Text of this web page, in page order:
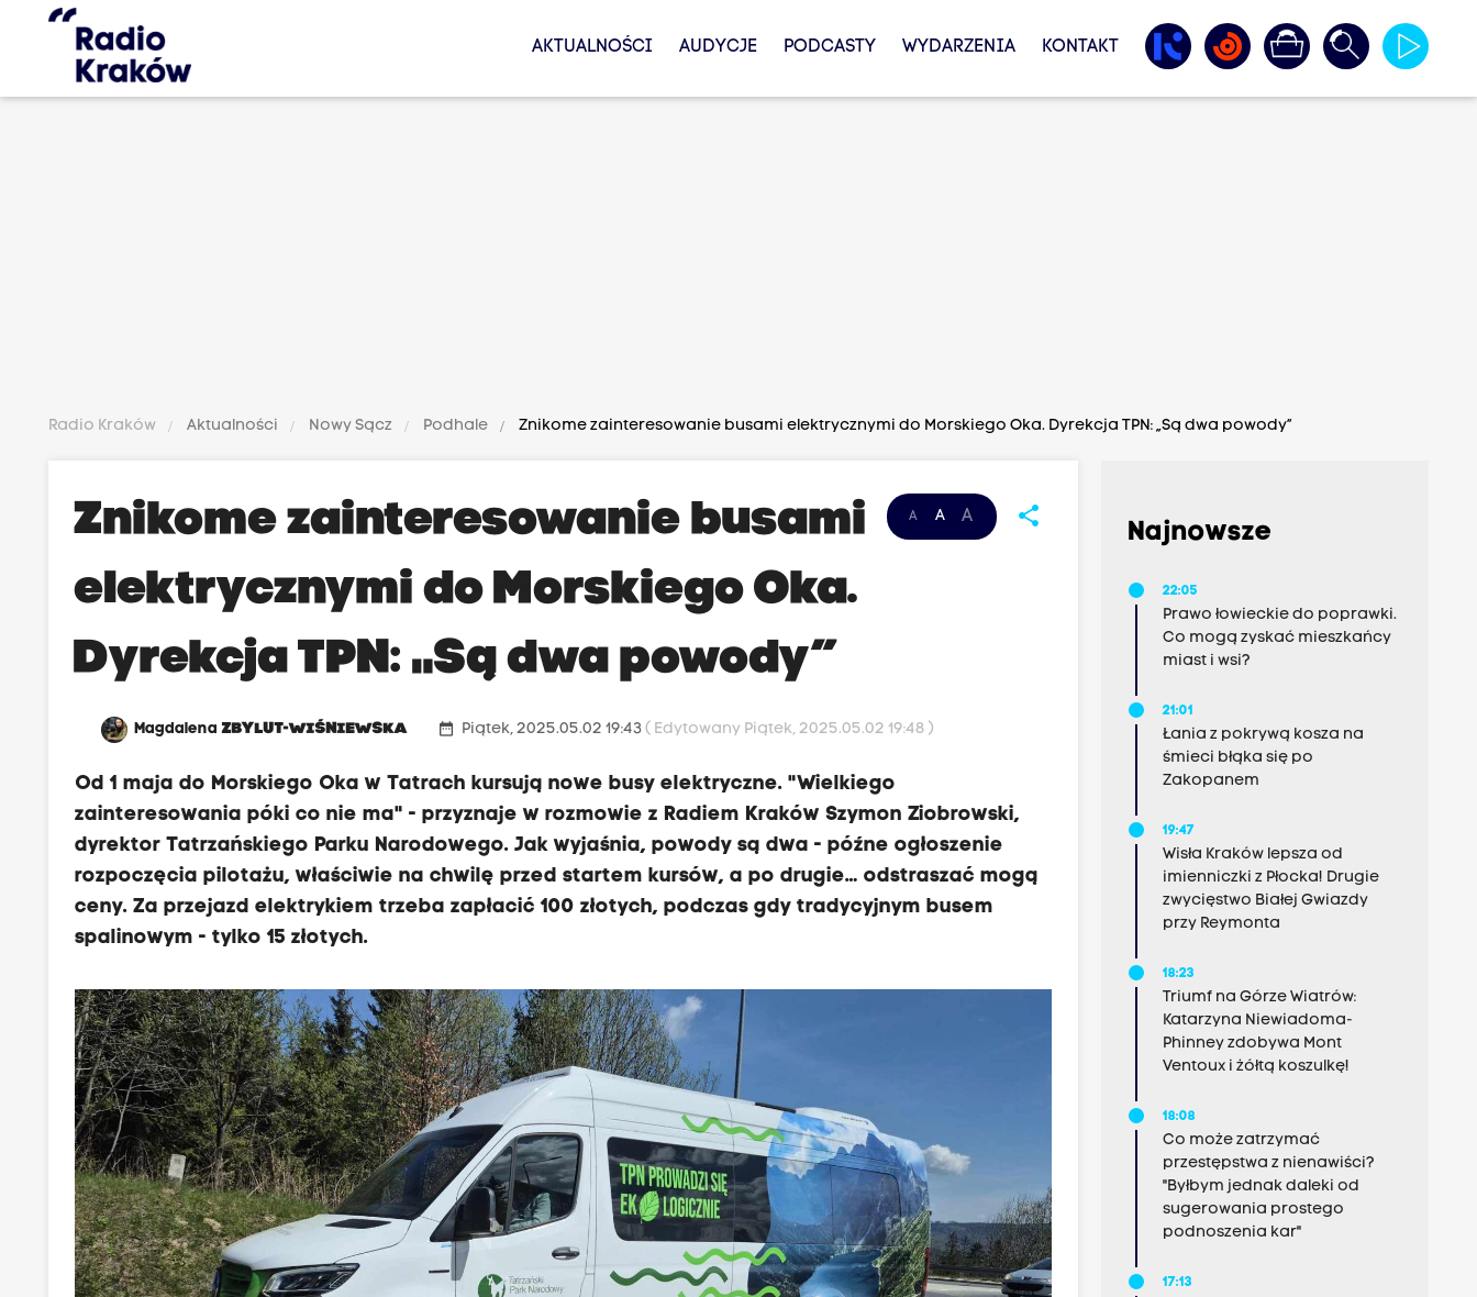
AKTUALNOŚCI AUDYCJE PODCASTY WYDARZENIA KONTAKT
Radio Kraków Aktualności Nowy Sącz Podhale Znikome zainteresowanie busami elektrycznymi do Morskiego Oka. Dyrekcja TPN: „Są dwa powody”
A A A share
Znikome zainteresowanie busami
elektrycznymi do Morskiego Oka.
Dyrekcja TPN: „Są dwa powody”
MagdalenaZBYLUT-WIŚNIEWSKA date_range Piątek, 2025.05.02 19:43( Edytowany Piątek, 2025.05.02 19:48 )
Od 1 maja do Morskiego Oka w Tatrach kursują nowe busy elektryczne. "Wielkiego
zainteresowania póki co nie ma" - przyznaje w rozmowie z Radiem Kraków Szymon Ziobrowski,
dyrektor Tatrzańskiego Parku Narodowego. Jak wyjaśnia, powody są dwa - późne ogłoszenie
rozpoczęcia pilotażu, właściwie na chwilę przed startem kursów, a po drugie… odstraszać mogą
ceny. Za przejazd elektrykiem trzeba zapłacić 100 złotych, podczas gdy tradycyjnym busem
spalinowym - tylko 15 złotych.
Najnowsze
22:05
Prawo łowieckie do poprawki.
Co mogą zyskać mieszkańcy
miast i wsi?
21:01
Łania z pokrywą kosza na
śmieci błąka się po
Zakopanem
19:47
Wisła Kraków lepsza od
imienniczki z Płocka! Drugie
zwycięstwo Białej Gwiazdy
przy Reymonta
18:23
Triumf na Górze Wiatrów:
Katarzyna Niewiadoma-
Phinney zdobywa Mont
Ventoux i żółtą koszulkę!
18:08
Co może zatrzymać
przestępstwa z nienawiści?
"Byłbym jednak daleki od
sugerowania prostego
podnoszenia kar"
17:13